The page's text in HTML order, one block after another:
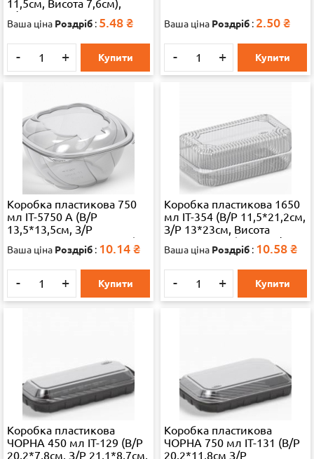
11,5см, Висота 7,6см),
1/900 65324
Ваша ціна Роздріб : 5.48 ₴
- + Купити
Ваша ціна Роздріб : 2.50 ₴
- + Купити
Коробка пластикова 750
мл IT-5750 А (В/Р
13,5*13,5см, З/Р
15,6*15,8см, Висота 9см)
300 шт./ящ 65324
Ваша ціна Роздріб : 10.14 ₴
- + Купити
Коробка пластикова 1650
мл IT-354 (В/Р 11,5*21,2см,
З/Р 13*23см, Висота
4,1*4,1=8,2см) 500шт./ящ
65324
Ваша ціна Роздріб : 10.58 ₴
- + Купити
Коробка пластикова
ЧОРНА 450 мл IT-129 (В/Р
20,2*7,8см, З/Р 21,1*8,7см,
Коробка пластикова
ЧОРНА 750 мл IT-131 (В/Р
20,2*11,8см З/Р